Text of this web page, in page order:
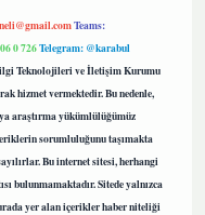
Teams:
0 726Telegram: @karabul
Teknolojileri ve İletişim Kurumu
hizmet vermektedir. Bu nedenle,
araştırma yükümlülüğümüz
sorumluluğunu taşımakta
Bu internet sitesi, herhangi
bulunmamaktadır. Sitede yalnızca
yer alan içerikler haber niteliği